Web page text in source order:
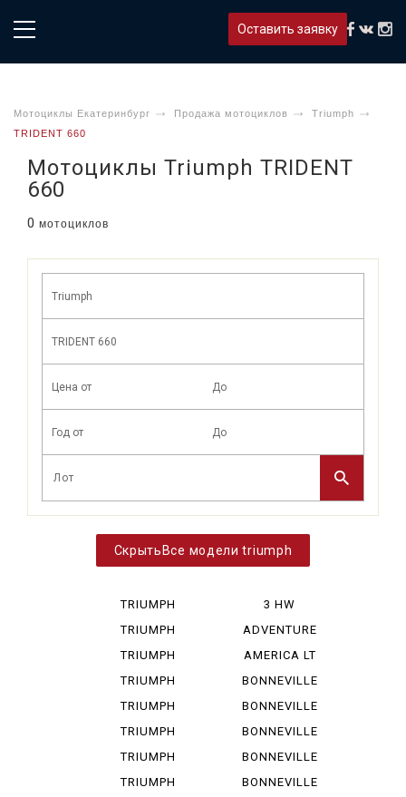
Оставить заявку
Мотоциклы Екатеринбург Продажа мотоциклов
Triumph
TRIDENT 660
Мотоциклы Triumph TRIDENT
660
0 мотоциклов
Все модели triumph
TRIUMPH
BONNEVIL...
TRIUMPH
BONNEVIL...
TRIUMPH
BONNEVIL...
TRIUMPH
DAYTONA ...
TRIUMPH
DAYTONA ...
TRIUMPH
ROCKET I...
TRIUMPH
SCRAMBLE...
TRIUMPH
3 HW
ADVENTURE
AMERICA LT
BONNEVILLE
BONNEVILLE
SPEED MA
BONNEVILLE
SPEEDM...
BONNEVILLE
790
BONNEVILLE